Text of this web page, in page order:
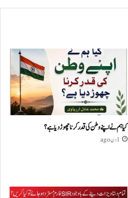
کیا ہم نے اپنے وطن کی قدر کرنا چھوڑ دیا ہے؟
1 دن ago